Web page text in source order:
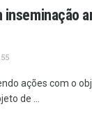
inseminação
ações com o
de ...